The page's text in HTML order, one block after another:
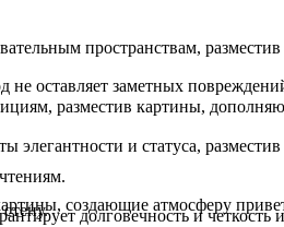
пространствам,
разместив картины,
элегантности и статуса,
создающие атмосферу
оставляет заметных
долговечность и четкость